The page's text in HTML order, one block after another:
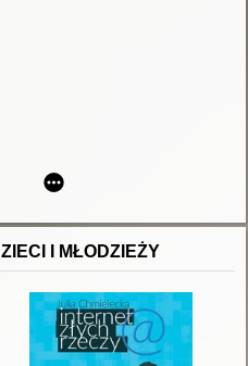
I MŁODZIEŻY